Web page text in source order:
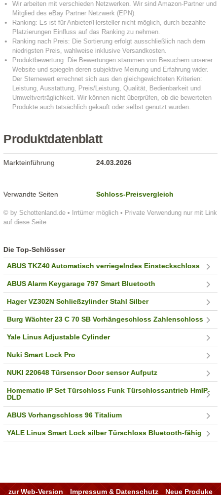
Produktdatenblatt
© by Schottenland.de • Irrtümer möglich • Private Verwendung nur mit Link
auf diese Seite
Markteinführung 24.03.2026
Verwandte Seiten Schloss-Preisvergleich
Die Top-Schlösser
ABUS TKZ40 Automatisch verriegelndes Einsteckschloss
ABUS Alarm Keygarage 797 Smart Bluetooth
Hager VZ302N Schließzylinder Stahl Silber
Burg Wächter 23 C 70 SB Vorhängeschloss Zahlenschloss
Yale Linus Adjustable Cylinder
Nuki Smart Lock Pro
NUKI 220648 Türsensor Door sensor Aufputz
Homematic IP Set Türschloss Funk Türschlossantrieb HmIP-
DLD
ABUS Vorhangschloss 96 Titalium
YALE Linus Smart Lock silber Türschloss Bluetooth-fähig
zur Web-Version Impressum & Datenschutz Neue Produke